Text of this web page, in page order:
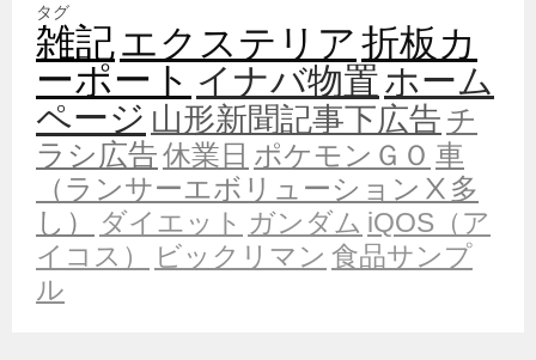
タグ
雑記エクステリア折板カ
ーポート イナバ物置ホーム
ページ 山形新聞記事下広告 チ
ラシ広告休業日 ポケモンＧＯ 車
（ランサーエボリューションⅩ多
し）
ダイエット ガンダム iQOS（ア
イコス）
ビックリマン 食品サンプ
ル